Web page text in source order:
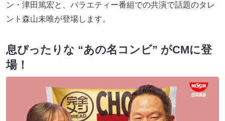
ン・津田篤宏と、バラエティー番組での共演で話題のタレ
ント森山未唯が登場します。
息ぴったりな “あの名コンビ” がCMに登
場！